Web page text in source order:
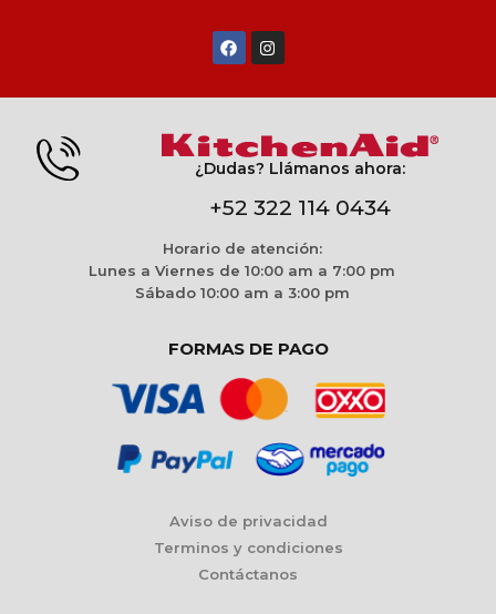
¿Dudas? Llámanos ahora:
+52 322 114 0434
Horario de atención:
Lunes a Viernes de 10:00 am a 7:00 pm
Sábado 10:00 am a 3:00 pm
FORMAS DE PAGO
Aviso de privacidad
Terminos y condiciones
Contáctanos